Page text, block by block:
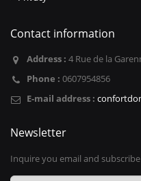
Contact information
Address : 4 Rue de la
Phone : 0607954856
E-mail address :
Newsletter
Inquire you email and